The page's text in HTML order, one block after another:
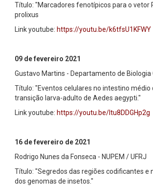
Título: "Marcadores fenotípicos para o vetor
prolixus
Link youtube: https://youtu.be/k6tfsU1KFWY
09 de fevereiro 2021
Gustavo Martins - Departamento de Biologia
Título: "Eventos celulares no intestino médio
transição larva-adulto de Aedes aegypti."
Link youtube: https://youtu.be/ltu8DDGHp2g
16 de fevereiro de 2021
Rodrigo Nunes da Fonseca - NUPEM / UFRJ
Título: "Segredos das regiões codificantes e
dos genomas de insetos."